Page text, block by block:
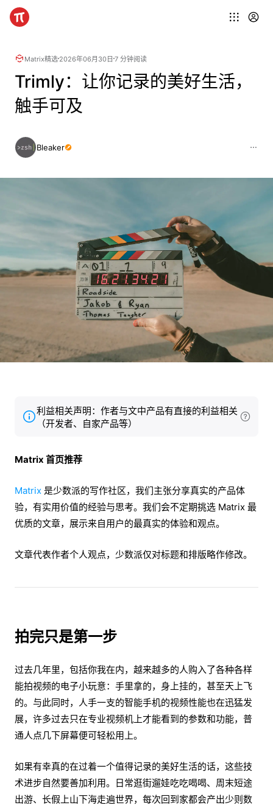
Matrix精选 2026年06月30日 7 分钟阅读
Trimly：让你记录的美好生活，
触手可及
Bleaker
利益相关声明：作者与文中产品有直接的利益相关
（开发者、自家产品等）
Matrix 首页推荐
Matrix 是少数派的写作社区，我们主张分享真实的产品体
验，有实用价值的经验与思考。我们会不定期挑选 Matrix 最
优质的文章，展示来自用户的最真实的体验和观点。
文章代表作者个人观点，少数派仅对标题和排版略作修改。
拍完只是第一步
过去几年里，包括你我在内，越来越多的人购入了各种各样
能拍视频的电子小玩意：手里拿的，身上挂的，甚至天上飞
的。与此同时，人手一支的智能手机的视频性能也在迅猛发
展，许多过去只在专业视频机上才能看到的参数和功能，普
通人点几下屏幕便可轻松用上。
如果有幸真的在过着一个值得记录的美好生活的话，这些技
术进步自然要善加利用。日常逛街遛娃吃吃喝喝、周末短途
出游、长假上山下海走遍世界，每次回到家都会产出少则数